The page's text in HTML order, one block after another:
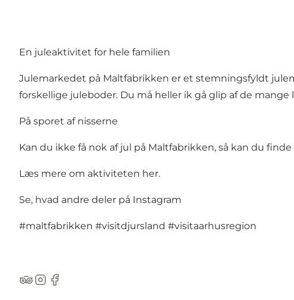
En juleaktivitet for hele familien
Julemarkedet på Maltfabrikken er et stemningsfyldt
forskellige juleboder. Du må heller ik gå glip af de
På sporet af nisserne
Kan du ikke få nok af jul på Maltfabrikken, så kan du
Læs mere om aktiviteten her.
Se, hvad andre deler på Instagram
#maltfabrikken #visitdjursland #visitaarhusregion
TripAdvisor
Instagram
Facebook